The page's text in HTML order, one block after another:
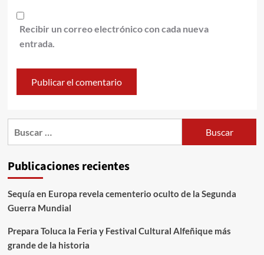
Recibir un correo electrónico con cada nueva
entrada.
Publicaciones recientes
Sequía en Europa revela cementerio oculto de la Segunda
Guerra Mundial
Prepara Toluca la Feria y Festival Cultural Alfeñique más
grande de la historia